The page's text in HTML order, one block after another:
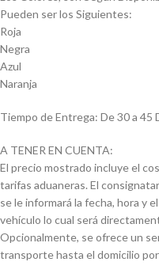
Pueden ser los Siguientes:
Roja
Negra
Azul
Naranja
Tiempo de Entrega: De 30 a 45
A TENER EN CUENTA:
El precio mostrado incluye el
tarifas aduaneras. El
se le informará la fecha, hora y
vehículo lo cual será
Opcionalmente, se ofrece un
transporte hasta el domicilio